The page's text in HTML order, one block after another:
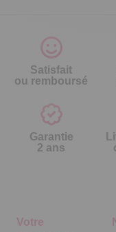
Satisfait
ou remboursé
Garantie
2 ans
Votre